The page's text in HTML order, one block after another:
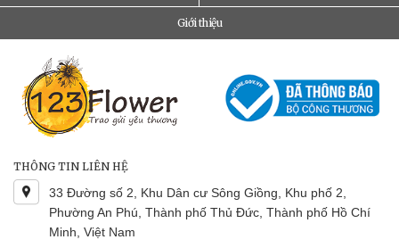
Giới thiệu
THÔNG TIN LIÊN HỆ
33 Đường số 2, Khu Dân cư Sông Giồng, Khu phố 2,
Phường An Phú, Thành phố Thủ Đức, Thành phố Hồ Chí
Minh, Việt Nam